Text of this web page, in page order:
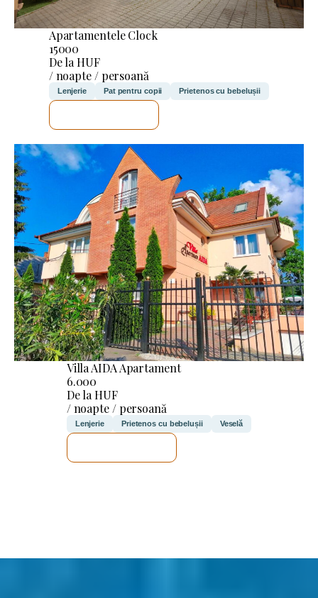
Apartamentele Clock
15000
De la HUF
/ noapte / persoană
Lenjerie Pat pentru copii Prietenos cu bebelușii
Villa AIDA Apartament
6.000
De la HUF
/ noapte / persoană
Lenjerie Prietenos cu bebelușii Veselă